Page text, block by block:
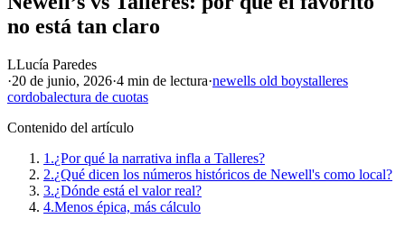
no está tan claro
LLucía Paredes
·20 de junio, 2026·4 min de lectura·newells old boystalleres
cordobalectura de cuotas
Contenido del artículo
1.¿Por qué la narrativa infla a Talleres?
2.¿Qué dicen los números históricos de Newell's como local?
3.¿Dónde está el valor real?
4.Menos épica, más cálculo